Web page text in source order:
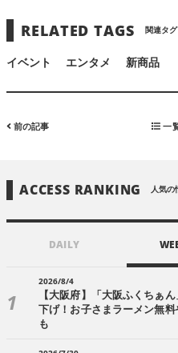
RELATED TAGS 関連タグ
イベント エンタメ 新商品
前の記事 一
ACCESS RANKING 人気の
DAILY
2026/8/4
【大阪府】「大阪ふくちぁ
下げ！お子さまラーメン無
も